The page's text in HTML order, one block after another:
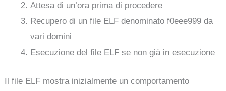
Attesa di un’ora prima di procedere
Recupero di un file ELF denominato f0eee999 da
vari domini
Esecuzione del file ELF se non già in esecuzione
Il file ELF mostra inizialmente un comportamento